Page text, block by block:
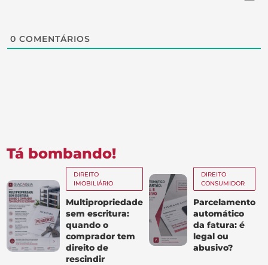
0 COMENTÁRIOS
Tá bombando!
DIREITO
IMOBILIÁRIO
Multipropriedade
sem escritura:
quando o
comprador tem
direito de
rescindir
DIREITO
CONSUMIDOR
Parcelamento
automático
da fatura: é
legal ou
abusivo?